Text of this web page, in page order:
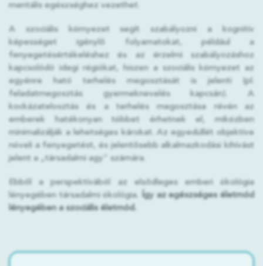
mentális egészséghez vezethet.
A szociális környezet segít szabályozni a kognitív
képességet igénylő folyamatokat, például a
fenyegetésértékeléshez és az érzelmi szabályozáshoz
kapcsolódó idegi régiókat, hiszen a szociális környezet az
egyénre ható terhelés megosztását is jelenti (pl.
feladatmegosztás gyermeknevelés kapcsán). A
kockázatelosztás és a terhelés megosztása révén az
emberek hatékonyan többet érhetnek el, miközben
minimalizálják a lehetséges károkat. Az egyedüllét objektíve
növeli a fenyegetést, és jelentősebb alkalmazkodási kihívást
jelent a „társadalmi agy” számára.
Ebből a perspektívából az elsődleges emberi ökológia
lényegében társadalmi ökológia.
Így az egészséges életmód
lényegében a szociális életmód.